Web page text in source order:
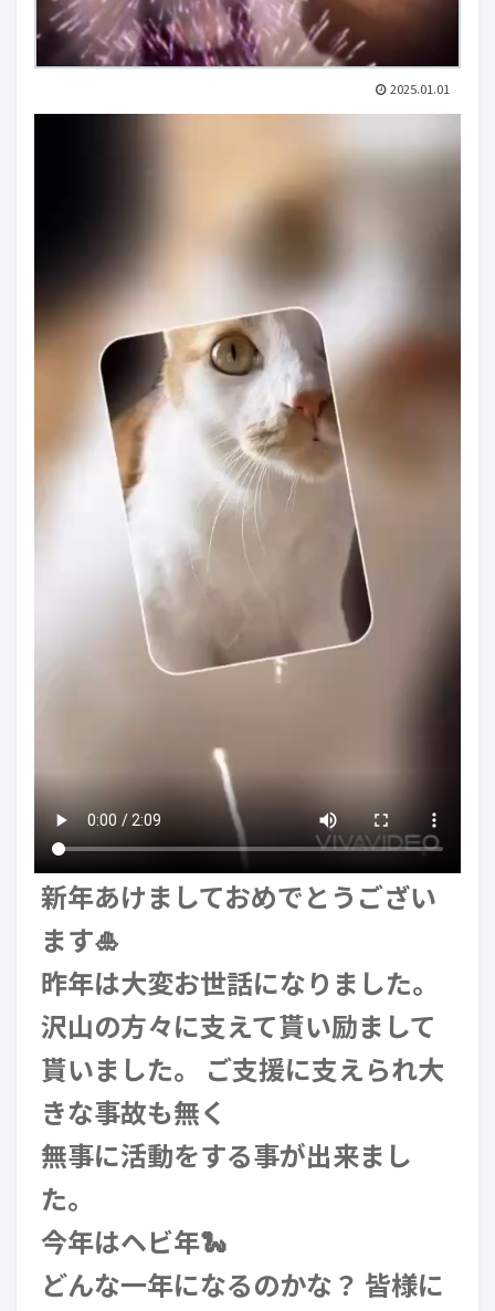
2025.01.01
新年あけましておめでとうござい
ます🎍
昨年は大変お世話になりました。
沢山の方々に支えて貰い励まして
貰いました。 ご支援に支えられ大
きな事故も無く
無事に活動をする事が出来まし
た。
今年はヘビ年🐍
どんな一年になるのかな？ 皆様に